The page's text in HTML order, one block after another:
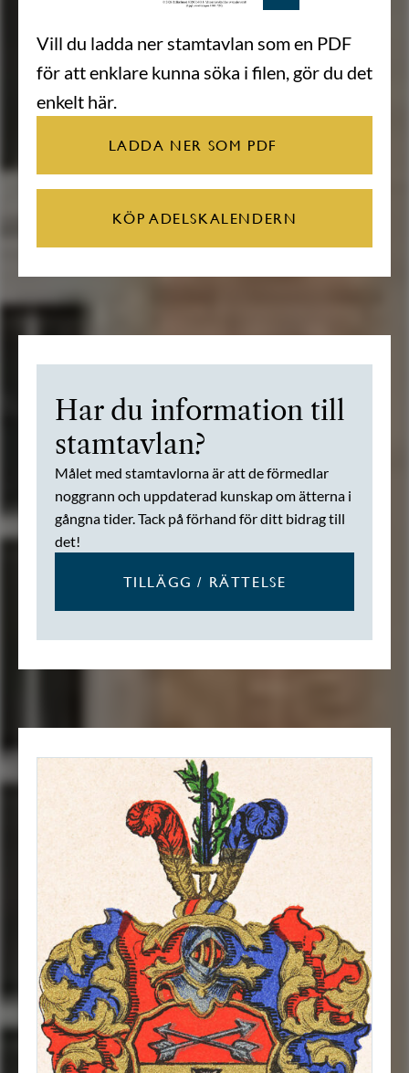
Vill du ladda ner stamtavlan som en PDF
för att enklare kunna söka i filen, gör du det
enkelt här.
LADDA NER SOM PDF
KÖP ADELSKALENDERN
Har du information till
stamtavlan?
Målet med stamtavlorna är att de förmedlar
noggrann och uppdaterad kunskap om ätterna i
gångna tider. Tack på förhand för ditt bidrag till
det!
TILLÄGG / RÄTTELSE